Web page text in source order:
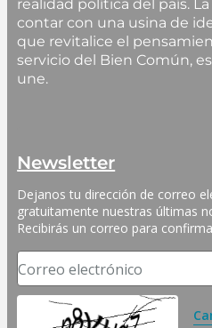
realidad política del país.
contar con una usina de
que revitalice el
servicio del Bien Común,
une.
Newsletter
Dejanos tu dirección de correo
gratuitamente nuestras últimas
Recibirás un correo para
Correo electrónico